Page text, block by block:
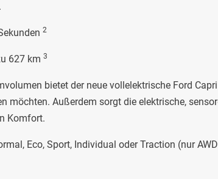
2
627 km 3
bietet der neue vollelektrische Ford
möchten. Außerdem sorgt die elektrische,
Komfort.
Eco, Sport, Individual oder Traction (nur